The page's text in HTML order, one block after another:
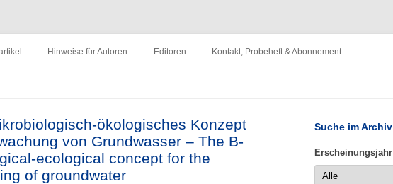
Inhalt
Hinweise für Autoren Editoren Kontakt, Probeheft & Abonnement
ökologisches Konzept
von Grundwasser – The B-
ecological concept for the
of groundwater
Suche im Archiv
Erscheinungsjahr